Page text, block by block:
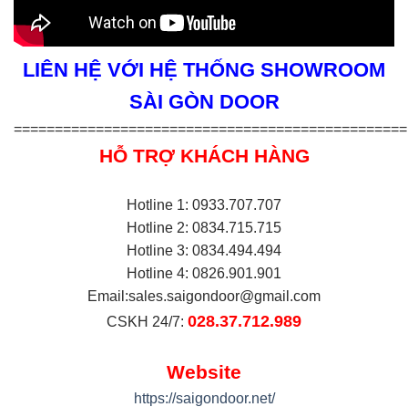
LIÊN HỆ VỚI HỆ THỐNG SHOWROOM
SÀI GÒN DOOR
================================================
HỖ TRỢ KHÁCH HÀNG
Hotline 1: 0933.707.707
Hotline 2: 0834.715.715
Hotline 3: 0834.494.494
Hotline 4: 0826.901.901
Email:sales.saigondoor@gmail.com
CSKH 24/7: 028.37.712.989
Website
https://saigondoor.net/